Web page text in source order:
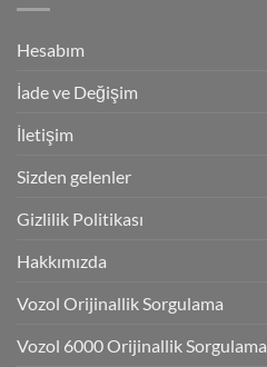
Hesabım
İade ve Değişim
İletişim
Sizden gelenler
Gizlilik Politikası
Hakkımızda
Vozol Orijinallik Sorgulama
Vozol 6000 Orijinallik Sorgulama